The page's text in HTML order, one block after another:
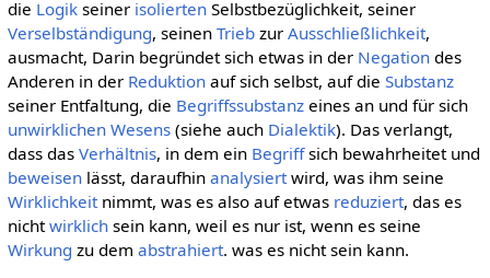
die Logikseiner isoliertenSelbstbezüglichkeit, seiner
Verselbständigung, seinen Triebzur Ausschließlichkeit,
ausmacht, Darin begründet sich etwas in der Negationdes
Anderen in der Reduktionauf sich selbst, auf die Substanz
seiner Entfaltung, die Begriffssubstanzeines an und für sich
unwirklichen Wesens(siehe auch Dialektik). Das verlangt,
dass das Verhältnis, in dem ein Begriffsich bewahrheitet und
beweisenlässt, daraufhin analysiertwird, was ihm seine
Wirklichkeitnimmt, was es also auf etwas reduziert, das es
nichtwirklichsein kann, weil es nur ist, wenn es seine
Wirkung zu dem abstrahiert. was es nicht sein kann.